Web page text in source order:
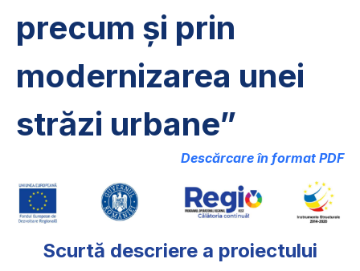
precum și prin
modernizarea unei
străzi urbane”
Descărcare în format PDF
Scurtă descriere a proiectului